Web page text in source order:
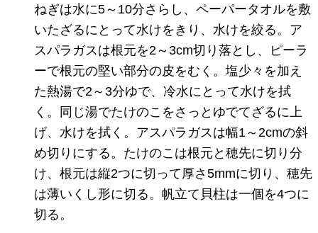
ねぎは水に5～10分さらし、ペーパータオルを敷
いたざるにとって水けをきり、水けを絞る。ア
スパラガスは根元を2～3cm切り落とし、ピーラ
ーで根元の堅い部分の皮をむく。塩少々を加え
た熱湯で2～3分ゆで、冷水にとって水けを拭
く。同じ湯でたけのこをさっとゆでてざるに上
げ、水けを拭く。アスパラガスは幅1～2cmの斜
め切りにする。たけのこは根元と穂先に切り分
け、根元は縦2つに切って厚さ5mmに切り、穂先
は薄いくし形に切る。帆立て貝柱は一個を4つに
切る。